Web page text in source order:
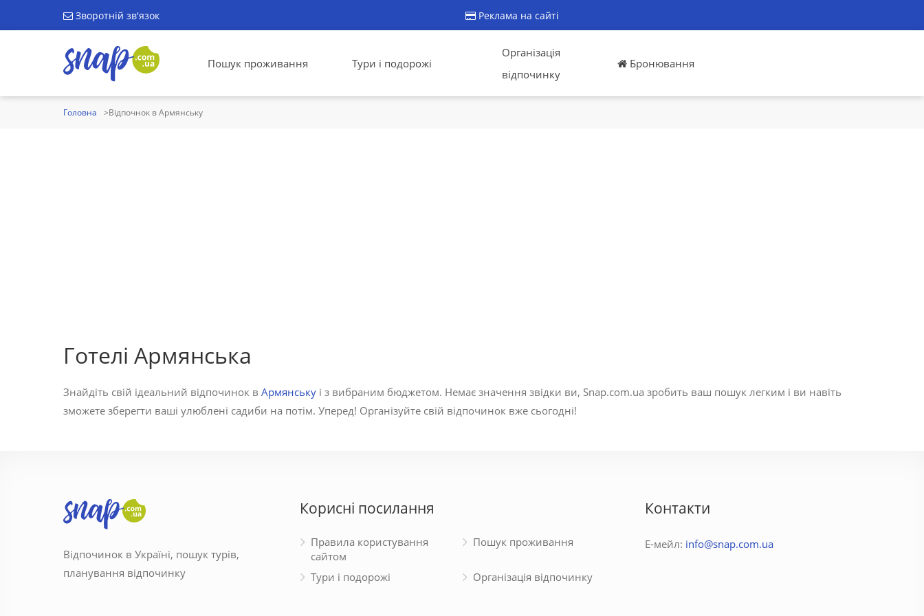
Зворотній зв'язок Реклама на сайті
Пошук проживання Тури і подорожі
Організація
відпочинку
Бронювання
Головна Відпочнок в Армянську
Готелі Армянська
Знайдіть свій ідеальний відпочинок в Армянську і з вибраним бюджетом. Немає значення звідки ви, Snap.com.ua зробить ваш пошук легким і ви навіть
зможете зберегти ваші улюблені садиби на потім. Уперед! Організуйте свій відпочинок вже сьогодні!
Відпочинок в Україні, пошук турів,
планування відпочинку
Корисні посилання
Правила користування
сайтом
Пошук проживання
Тури і подорожі Організація відпочинку
Контакти
Е-мейл: info@snap.com.ua